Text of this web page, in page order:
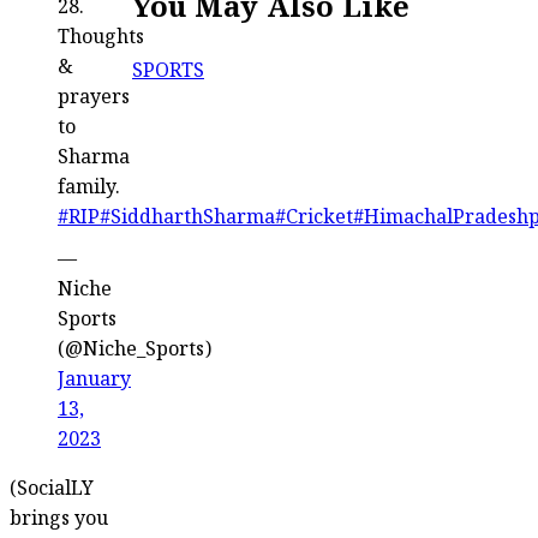
28.
Thoughts
&
prayers
to
Sharma
family.
#RIP#SiddharthSharma#Cricket#HimachalPradesh
—
Niche
Sports
(@Niche_Sports)
January
13,
2023
(SocialLY
brings you
You May Also Like
SPORTS